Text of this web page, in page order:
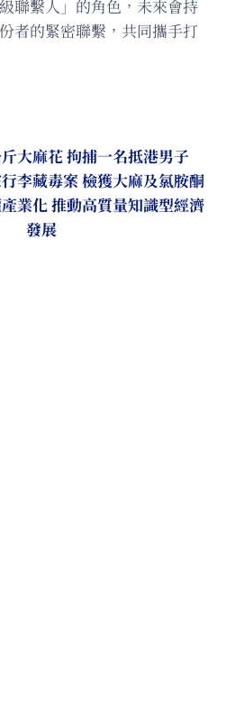
聯繫人」的角色，未來會持
者的緊密聯繫，共同攜手打
大麻花 拘捕一名抵港男子
李藏毒案 檢獲大麻及氯胺酮
業化 推動高質量知識型經濟
發展